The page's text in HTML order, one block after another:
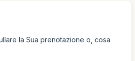
la Sua prenotazione o, cosa